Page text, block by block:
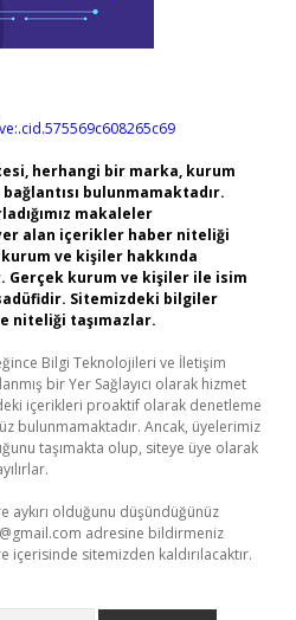
herhangi bir marka, kurum
bulunmamaktadır.
makaleler
alan içerikler haber niteliği
ve kişiler hakkında
Gerçek kurum ve kişiler ile isim
Sitemizdeki bilgiler
niteliği taşımazlar.
Bilgi Teknolojileri ve İletişim
bir Yer Sağlayıcı olarak hizmet
içerikleri proaktif olarak denetleme
bulunmamaktadır. Ancak, üyelerimiz
taşımakta olup, siteye üye olarak
aykırı olduğunu düşündüğünüz
adresine bildirmeniz
içerisinde sitemizden kaldırılacaktır.